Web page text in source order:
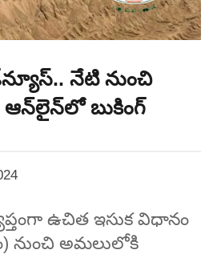
నేటి నుంచి
బుకింగ్‌
ఉచిత ఇసుక విధానం
నుంచి అమలులోకి